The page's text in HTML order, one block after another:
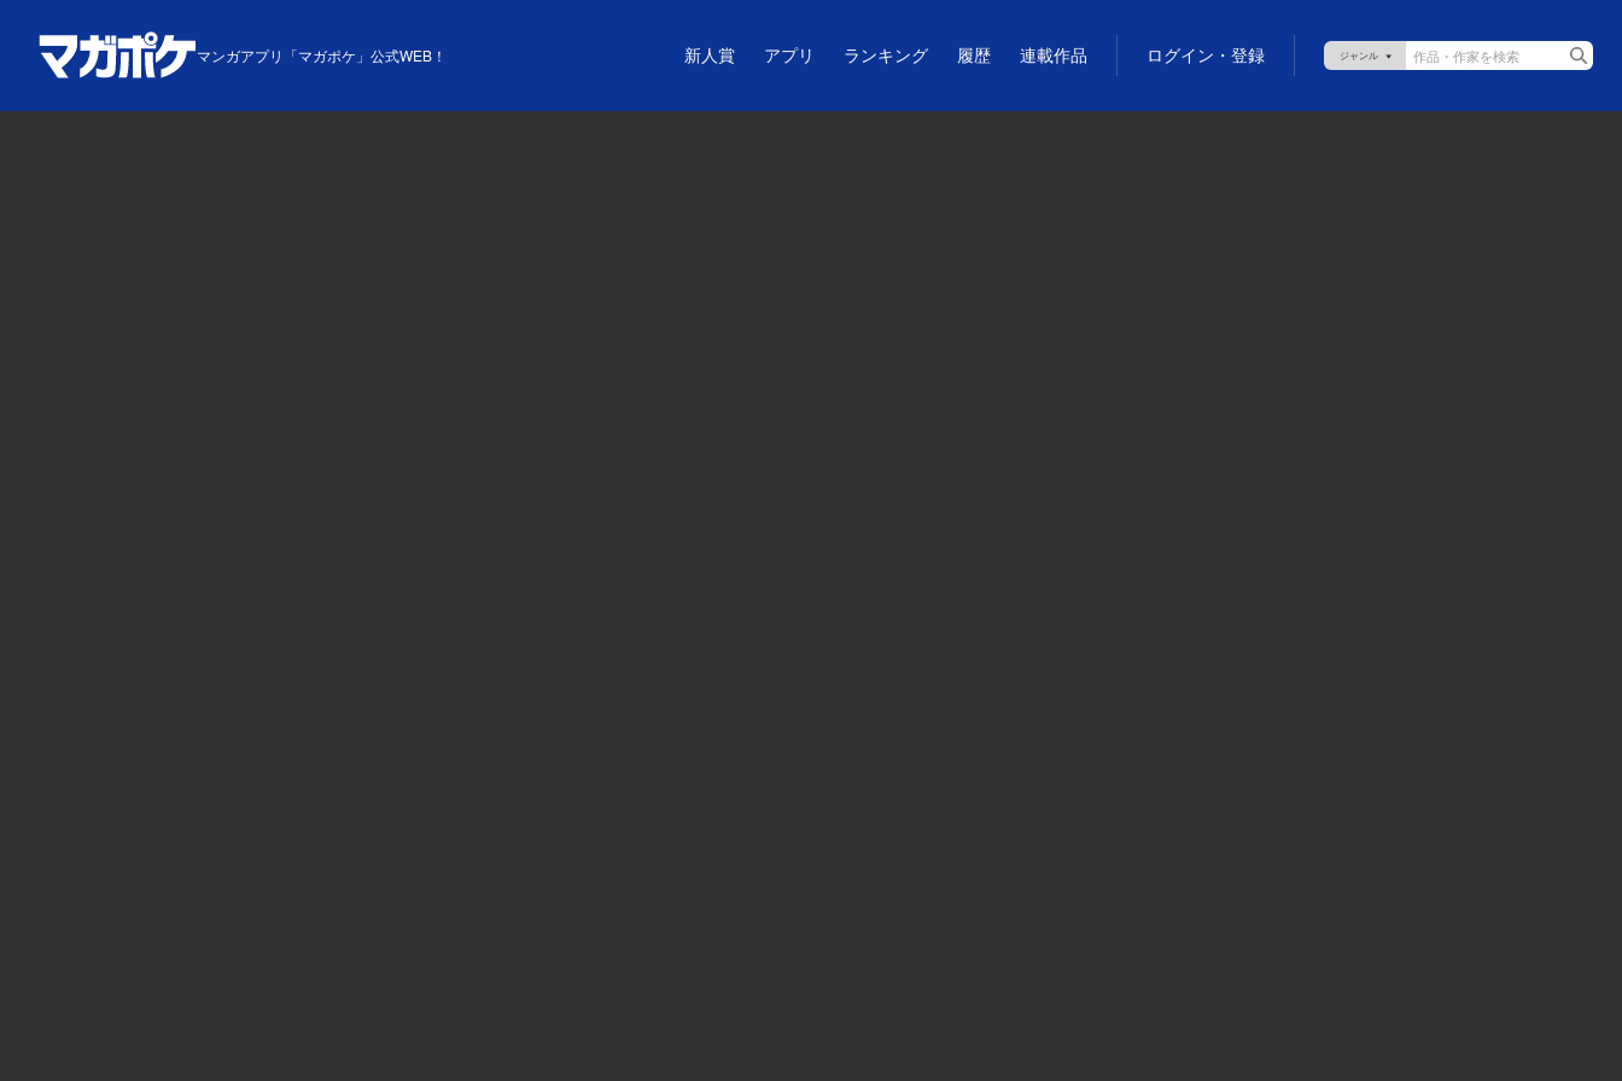
マンガアプリ「マガポケ」公式WEB！ 新人賞 アプリ ランキング 履歴 連載作品 ログイン・登録